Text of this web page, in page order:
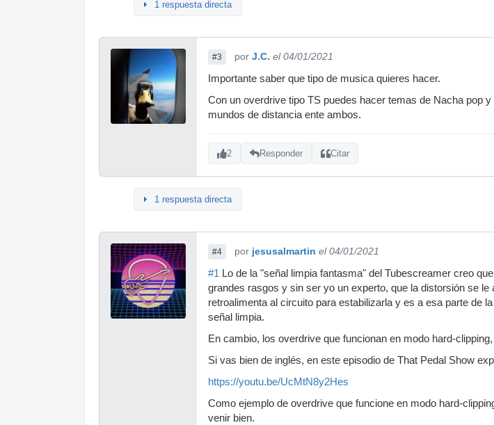
1 respuesta directa
#3 por J.C. el 04/01/2021
Importante saber que tipo de musica quieres hacer.
Con un overdrive tipo TS puedes hacer temas de Nacha pop
mundos de distancia ente ambos.
2 Responder Citar
1 respuesta directa
#4 por jesusalmartin el 04/01/2021
#1 Lo de la "señal limpia fantasma" del Tubescreamer creo
grandes rasgos y sin ser yo un experto, que la distorsión se
retroalimenta al circuito para estabilizarla y es a esa parte de
señal limpia.
En cambio, los overdrive que funcionan en modo hard-
Si vas bien de inglés, en este episodio de That Pedal Show
https://youtu.be/UcMtN8y2Hes
Como ejemplo de overdrive que funcione en modo hard-
venir bien.